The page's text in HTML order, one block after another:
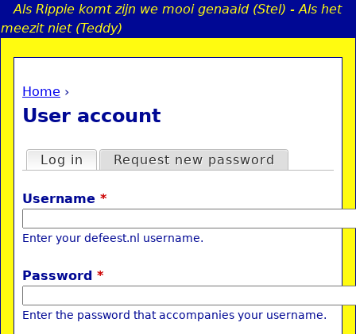
Jump to navigation
Als Rippie komt zijn we mooi genaaid (Stel) - Als het
meezit niet (Teddy)
You are here
Home ›
User account
Primary tabs
Log in (active tab)
Request new password
Username *
Enter your defeest.nl username.
Password *
Enter the password that accompanies your username.
u